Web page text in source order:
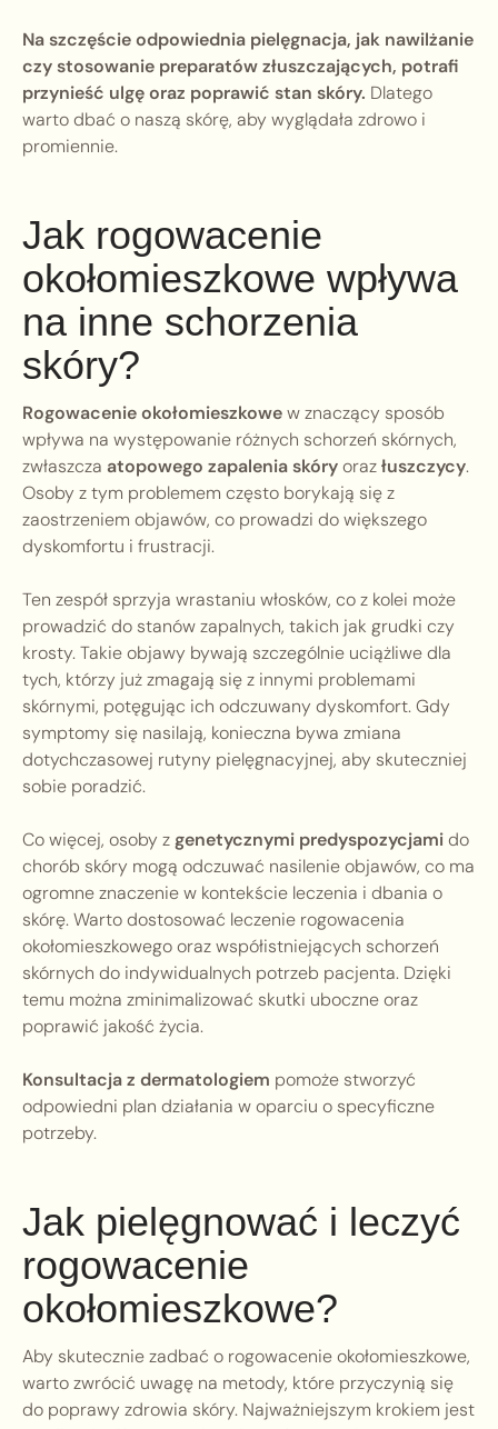
Na szczęście odpowiednia pielęgnacja, jak nawilżanie
czy stosowanie preparatów złuszczających, potrafi
przynieść ulgę oraz poprawić stan skóry. Dlatego
warto dbać o naszą skórę, aby wyglądała zdrowo i
promiennie.
Jak rogowacenie
okołomieszkowe wpływa
na inne schorzenia
skóry?
Rogowacenie okołomieszkowew znaczący sposób
wpływa na występowanie różnych schorzeń skórnych,
zwłaszcza atopowego zapalenia skóryorazłuszczycy.
Osoby z tym problemem często borykają się z
zaostrzeniem objawów, co prowadzi do większego
dyskomfortu i frustracji.
Ten zespół sprzyja wrastaniu włosków, co z kolei może
prowadzić do stanów zapalnych, takich jak grudki czy
krosty. Takie objawy bywają szczególnie uciążliwe dla
tych, którzy już zmagają się z innymi problemami
skórnymi, potęgując ich odczuwany dyskomfort. Gdy
symptomy się nasilają, konieczna bywa zmiana
dotychczasowej rutyny pielęgnacyjnej, aby skuteczniej
sobie poradzić.
Co więcej, osoby zgenetycznymi predyspozycjamido
chorób skóry mogą odczuwać nasilenie objawów, co ma
ogromne znaczenie w kontekście leczenia i dbania o
skórę. Warto dostosować leczenie rogowacenia
okołomieszkowego oraz współistniejących schorzeń
skórnych do indywidualnych potrzeb pacjenta. Dzięki
temu można zminimalizować skutki uboczne oraz
poprawić jakość życia.
Konsultacja z dermatologiem pomoże stworzyć
odpowiedni plan działania w oparciu o specyficzne
potrzeby.
Jak pielęgnować i leczyć
rogowacenie
okołomieszkowe?
Aby skutecznie zadbać o rogowacenie okołomieszkowe,
warto zwrócić uwagę na metody, które przyczynią się
do poprawy zdrowia skóry. Najważniejszym krokiem jest